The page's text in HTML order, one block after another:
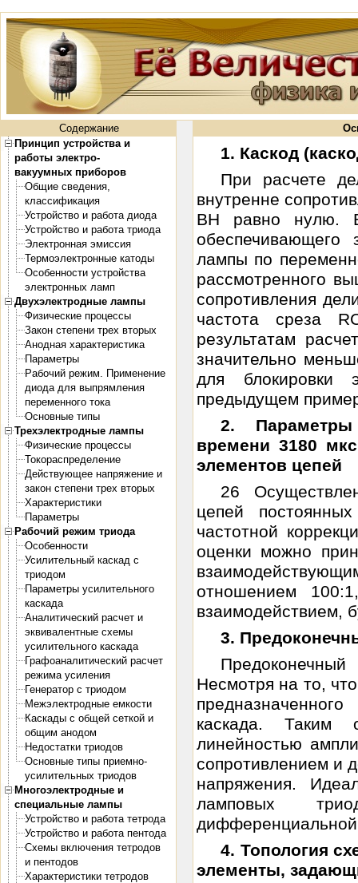
Содержание
Принцип устройства и
работы электро-
вакуумных приборов
Общие сведения,
классификация
Устройство и работа диода
Устройство и работа триода
Электронная эмиссия
Термоэлектронные катоды
Особенности устройства
электронных ламп
Двухэлектродные лампы
Физические процессы
Закон степени трех вторых
Анодная характеристика
Параметры
Рабочий режим. Применение
диода для выпрямления
переменного тока
Основные типы
Трехэлектродные лампы
Физические процессы
Токораспределение
Действующее напряжение и
закон степени трех вторых
Характеристики
Параметры
Рабочий режим триода
Особенности
Усилительный каскад с
триодом
Параметры усилительного
каскада
Аналитический расчет и
эквивалентные схемы
усилительного каскада
Графоаналитический расчет
режима усиления
Генератор с триодом
Межэлектродные емкости
Каскады с общей сеткой и
общим анодом
Недостатки триодов
Основные типы приемно-
усилительных триодов
Многоэлектродные и
специальные лампы
Устройство и работа тетрода
Устройство и работа пентода
Схемы включения тетродов
и пентодов
Характеристики тетродов
1. Каскод
При расчете
внутренне
ВН равно нулю.
обеспечивающего
лампы по
рассмотренного
сопротивления
частота среза
результатам
значительно
для блокировки
предыдущем
2.
времени 3180
элементов цепей
26
цепей
частотной
оценки можно
отношением
взаимодействием,
3.
Несмотря на то,
каскада. Таким
линейностью
сопротивлением и
напряжения.
ламповых
4. Топология
элементы,